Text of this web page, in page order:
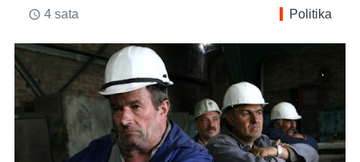
access_time 4 sata Politika